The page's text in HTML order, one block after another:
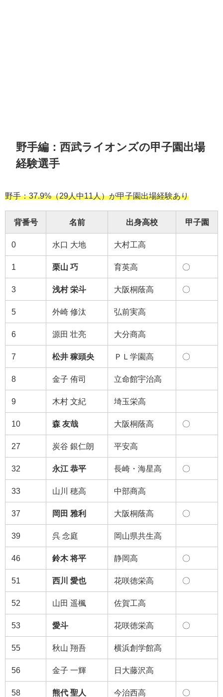
野手編：西武ライオンズの甲子園出場
経験選手
野手：37.9%（29人中11人）が甲子園出場経験あり
背番号 名前 出身高校 甲子園
0 水口 大地 大村工高
1 栗山 巧 育英高 〇
3 浅村 栄斗 大阪桐蔭高 〇
5 外崎 修汰 弘前実高
6 源田 壮亮 大分商高
7 松井 稼頭央 ＰＬ学園高 〇
8 金子 侑司 立命館宇治高
9 木村 文紀 埼玉栄高
10 森 友哉 大阪桐蔭高 〇
27 炭谷 銀仁朗 平安高
32 永江 恭平 長崎・海星高 〇
33 山川 穂高 中部商高
37 岡田 雅利 大阪桐蔭高 〇
39 呉 念庭 岡山県共生高
46 鈴木 将平 静岡高 〇
51 西川 愛也 花咲徳栄高 〇
52 山田 遥楓 佐賀工高
53 愛斗 花咲徳栄高 〇
55 秋山 翔吾 横浜創学館高
56 金子 一輝 日大藤沢高
58 熊代 聖人 今治西高 〇